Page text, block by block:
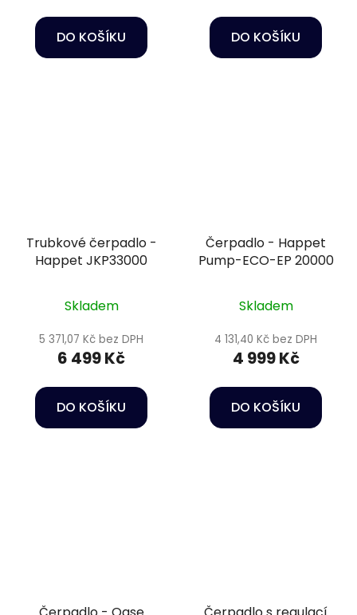
DO KOŠÍKU DO KOŠÍKU
Trubkové čerpadlo -
Happet JKP33000
Skladem
5 371,07 Kč bez DPH
6 499 Kč
DO KOŠÍKU
Čerpadlo - Happet
Pump-ECO-EP 20000
Skladem
4 131,40 Kč bez DPH
4 999 Kč
DO KOŠÍKU